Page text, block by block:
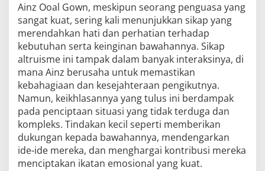
Ainz Ooal Gown, meskipun seorang penguasa yang
sangat kuat, sering kali menunjukkan sikap yang
merendahkan hati dan perhatian terhadap
kebutuhan serta keinginan bawahannya. Sikap
altruisme ini tampak dalam banyak interaksinya, di
mana Ainz berusaha untuk memastikan
kebahagiaan dan kesejahteraan pengikutnya.
Namun, keikhlasannya yang tulus ini berdampak
pada penciptaan situasi yang tidak terduga dan
kompleks. Tindakan kecil seperti memberikan
dukungan kepada bawahannya, mendengarkan
ide-ide mereka, dan menghargai kontribusi mereka
menciptakan ikatan emosional yang kuat.